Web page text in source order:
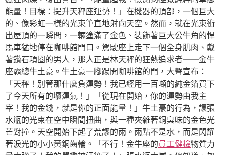
能量！目標：提升天秤座運勢！」在機器的頂部，一個巨大
的、像彩虹一樣的光束筆直地射向天空。然而，就在光束衝
出屋頂的一瞬間，一輛塗滿了金色、裝飾著巨大公牛角的悍
馬車猛地停在咖啡館門口。駕駛座上走下一個全身肌肉、戴
著鑽石項圈的男人，那人正是林天秤的狂熱追求者——金牛
座霸總牛土豪。牛土豪一腳踢開咖啡館的門，大聲宣布：
「天秤！別管那什麼負運勢！我已經用一百噸的純金箔買下
了今天所有的壞運氣！」「從現在開始，你的運勢由我主
宰！我的金錢，就是你的正面能量！」牛土豪的行為，讓張
水瓶的光束在空中瞬間扭曲，與一種夾雜著銅臭味的金色光
芒對撞。天空開始下起了荒謬的雨。雨點不是水，而是閃耀
著淚光的小小黃銅齒輪。「不行！金牛座的員工健檢物質力